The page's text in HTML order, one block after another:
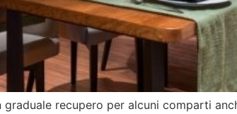
recupero per alcuni comparti